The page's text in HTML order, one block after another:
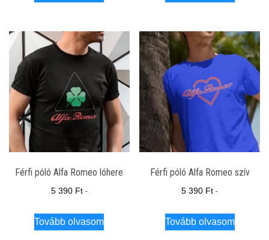
Férfi póló Alfa Romeo lóhere
5 390 Ft -
Tovább olvasom
Férfi póló Alfa Romeo szív
5 390 Ft -
Tovább olvasom